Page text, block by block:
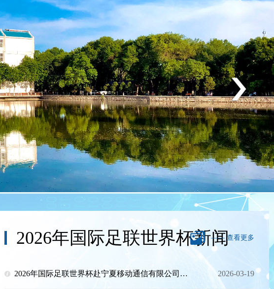
Next
2026年国际足联世界杯新闻—— 查看更多
2026年国际足联世界杯赴宁夏移动通信有限公司开展调研和访企拓岗活动 2026-03-19